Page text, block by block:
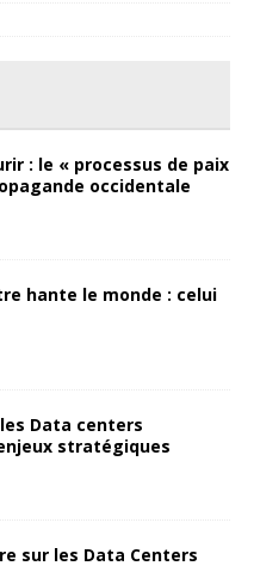
: le « processus de paix
occidentale
hante le monde : celui
Data centers
stratégiques
sur les Data Centers